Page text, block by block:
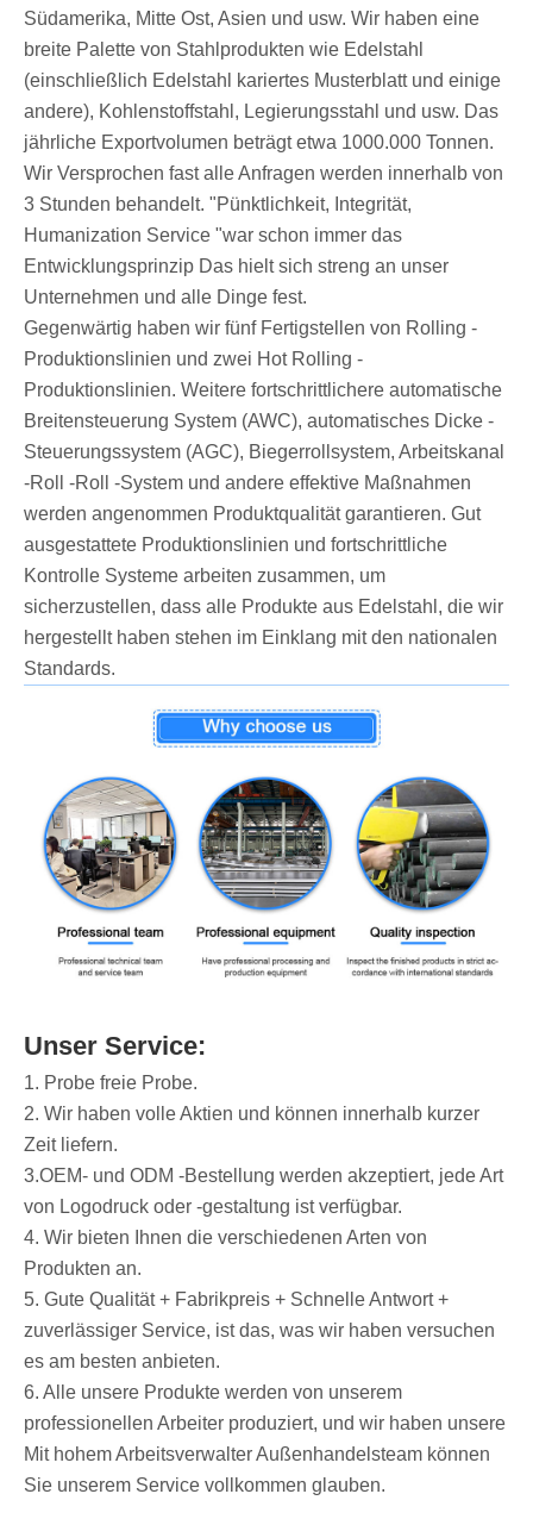
Südamerika, Mitte Ost, Asien und usw. Wir haben eine
breite Palette von Stahlprodukten wie Edelstahl
(einschließlich Edelstahl kariertes Musterblatt und einige
andere), Kohlenstoffstahl, Legierungsstahl und usw. Das
jährliche Exportvolumen beträgt etwa 1000.000 Tonnen.
Wir Versprochen fast alle Anfragen werden innerhalb von
3 Stunden behandelt. "Pünktlichkeit, Integrität,
Humanization Service "war schon immer das
Entwicklungsprinzip Das hielt sich streng an unser
Unternehmen und alle Dinge fest.
Gegenwärtig haben wir fünf Fertigstellen von Rolling -
Produktionslinien und zwei Hot Rolling -
Produktionslinien. Weitere fortschrittlichere automatische
Breitensteuerung System (AWC), automatisches Dicke -
Steuerungssystem (AGC), Biegerrollsystem, Arbeitskanal
-Roll -Roll -System und andere effektive Maßnahmen
werden angenommen Produktqualität garantieren. Gut
ausgestattete Produktionslinien und fortschrittliche
Kontrolle Systeme arbeiten zusammen, um
sicherzustellen, dass alle Produkte aus Edelstahl, die wir
hergestellt haben stehen im Einklang mit den nationalen
Standards.
Unser Service:
1. Probe freie Probe.
2. Wir haben volle Aktien und können innerhalb kurzer
Zeit liefern.
3.OEM- und ODM -Bestellung werden akzeptiert, jede Art
von Logodruck oder -gestaltung ist verfügbar.
4. Wir bieten Ihnen die verschiedenen Arten von
Produkten an.
5. Gute Qualität + Fabrikpreis + Schnelle Antwort +
zuverlässiger Service, ist das, was wir haben versuchen
es am besten anbieten.
6. Alle unsere Produkte werden von unserem
professionellen Arbeiter produziert, und wir haben unsere
Mit hohem Arbeitsverwalter Außenhandelsteam können
Sie unserem Service vollkommen glauben.